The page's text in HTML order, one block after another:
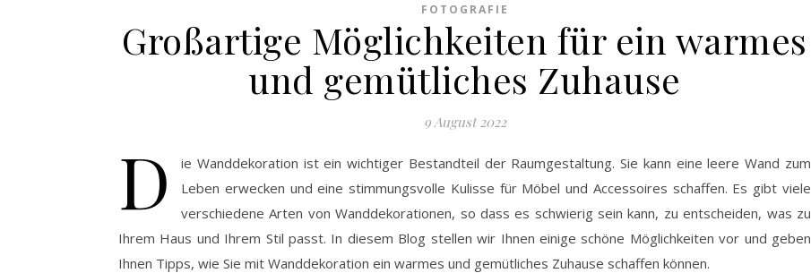
FOTOGRAFIE
Großartige Möglichkeiten für ein warmes
und gemütliches Zuhause
9 August 2022
D
ie Wanddekoration ist ein wichtiger Bestandteil der Raumgestaltung. Sie kann eine leere Wand zum
Leben erwecken und eine stimmungsvolle Kulisse für Möbel und Accessoires schaffen. Es gibt viele
verschiedene Arten von Wanddekorationen, so dass es schwierig sein kann, zu entscheiden, was zu
Ihrem Haus und Ihrem Stil passt. In diesem Blog stellen wir Ihnen einige schöne Möglichkeiten vor und geben
Ihnen Tipps, wie Sie mit Wanddekoration ein warmes und gemütliches Zuhause schaffen können.